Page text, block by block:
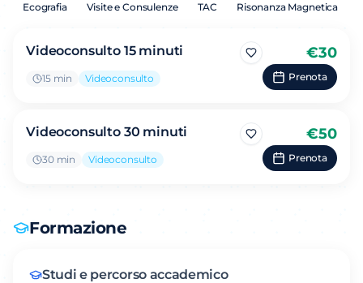
Ecografia
Visite e Consulenze TAC Risonanza Magnetica
Videoconsulto 15 minuti
15min Videoconsulto
€30
Prenota
Videoconsulto 30 minuti
30min Videoconsulto
€50
Prenota
Formazione
Studi e percorso accademico